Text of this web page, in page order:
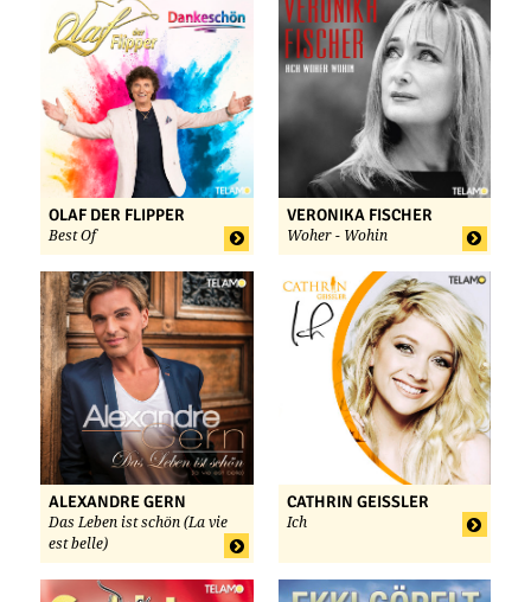
OLAF DER FLIPPER
Best Of
VERONIKA FISCHER
Woher - Wohin
ALEXANDRE GERN
Das Leben ist schön (La vie
est belle)
CATHRIN GEISSLER
Ich